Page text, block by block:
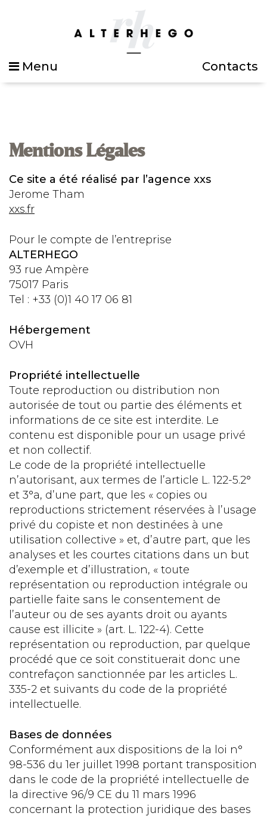
Menu Contacts
Mentions Légales
Ce site a été réalisé par l’agence xxs
Jerome Tham
xxs.fr
Pour le compte de l’entreprise
ALTERHEGO
93 rue Ampère
75017 Paris
Tel : +33 (0)1 40 17 06 81
Hébergement
OVH
Propriété intellectuelle
Toute reproduction ou distribution non
autorisée de tout ou partie des éléments et
informations de ce site est interdite. Le
contenu est disponible pour un usage privé
et non collectif.
Le code de la propriété intellectuelle
n’autorisant, aux termes de l’article L. 122-5.2°
et 3°a, d’une part, que les « copies ou
reproductions strictement réservées à l’usage
privé du copiste et non destinées à une
utilisation collective » et, d’autre part, que les
analyses et les courtes citations dans un but
d’exemple et d’illustration, « toute
représentation ou reproduction intégrale ou
partielle faite sans le consentement de
l’auteur ou de ses ayants droit ou ayants
cause est illicite » (art. L. 122-4). Cette
représentation ou reproduction, par quelque
procédé que ce soit constituerait donc une
contrefaçon sanctionnée par les articles L.
335-2 et suivants du code de la propriété
intellectuelle.
Bases de données
Conformément aux dispositions de la loi n°
98-536 du 1er juillet 1998 portant transposition
dans le code de la propriété intellectuelle de
la directive 96/9 CE du 11 mars 1996
concernant la protection juridique des bases